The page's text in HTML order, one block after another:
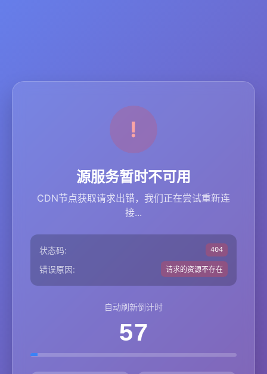
源服务暂时不可用
CDN节点获取请求出错，我们正在尝试重新连
接...
状态码: 404
错误原因: 请求的资源不存在
自动刷新倒计时
57